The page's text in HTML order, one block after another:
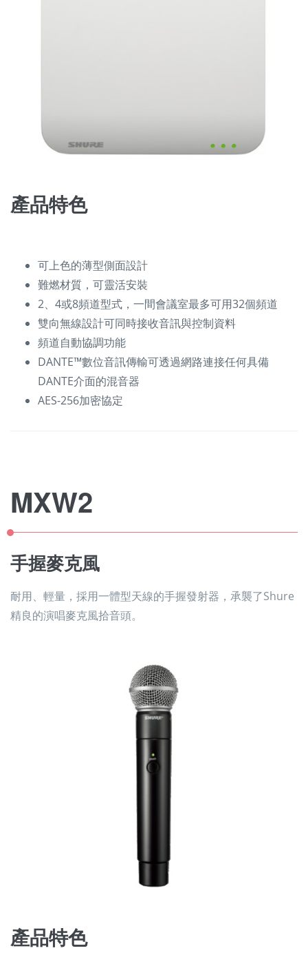
產品特色
可上色的薄型側面設計
難燃材質，可靈活安裝
2、4或8頻道型式，一間會議室最多可用32個頻道
雙向無線設計可同時接收音訊與控制資料
頻道自動協調功能
DANTE™數位音訊傳輸可透過網路連接任何具備
DANTE介面的混音器
AES-256加密協定
MXW2
手握麥克風
耐用、輕量，採用一體型天線的手握發射器，承襲了Shure
精良的演唱麥克風拾音頭。
產品特色